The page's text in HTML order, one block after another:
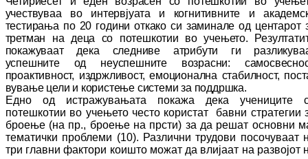
учествуваа во интервјуата и ко­гнитивните и
тестирања по 20 го­ди­ни откако си заминале од центарот
трет­ман на деца со потешкотии во учењето.
покажуваат дека следниве ат­ри­бу­ти ги
успешните од неус­пеш­ни­те возрасни:
проактивност, из­држливост, емоционална стабилност,
ву­вање цели и користење системи за под­дрш­ка.
Едно од истражувањата покажа дека уче­ни­ци­те
потешкотии во учењето често ко­рис­тат бавни стратегии
броење (на пр., брое­ње на прсти) за да решат основни
те­ма­тички проблеми (10). Различни трудови по­со­чуваат
три главни фактори коишто мо­жат да влијаат на развојот